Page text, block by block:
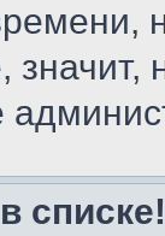
списке!